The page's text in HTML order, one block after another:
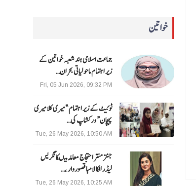
خواتین
جماعت اسلامی ہند شعبہ خواتین کے
زیر اہتمام ماحولیاتی بحران…
Fri, 05 Jun 2026, 09:32 PM
ٹوئیٹ کے زیر اہتمام ”میری کلا میری
پہچان“ ورکشاپ کی…
Tue, 26 May 2026, 10:50 AM
جنتر منتر احتجاج معاملہ میںکانگریس
لیڈر الکا لامبا قصوروار ،…
Tue, 26 May 2026, 10:25 AM